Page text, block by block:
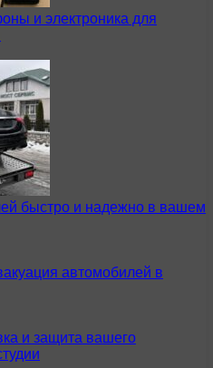
и электроника для
быстро и надежно в вашем
автомобилей в
и защита вашего